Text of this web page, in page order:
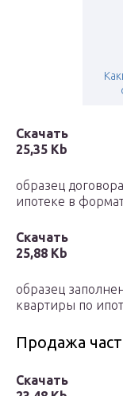
Скачать
25,35 Kb
образец
ипотеке в
Скачать
25,88 Kb
образец
квартиры по
Продажа
Скачать